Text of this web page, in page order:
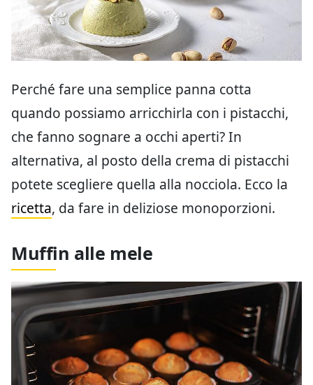
Perché fare una semplice panna cotta
quando possiamo arricchirla con i pistacchi,
che fanno sognare a occhi aperti? In
alternativa, al posto della crema di pistacchi
potete scegliere quella alla nocciola. Ecco la
ricetta, da fare in deliziose monoporzioni.
Muffin alle mele